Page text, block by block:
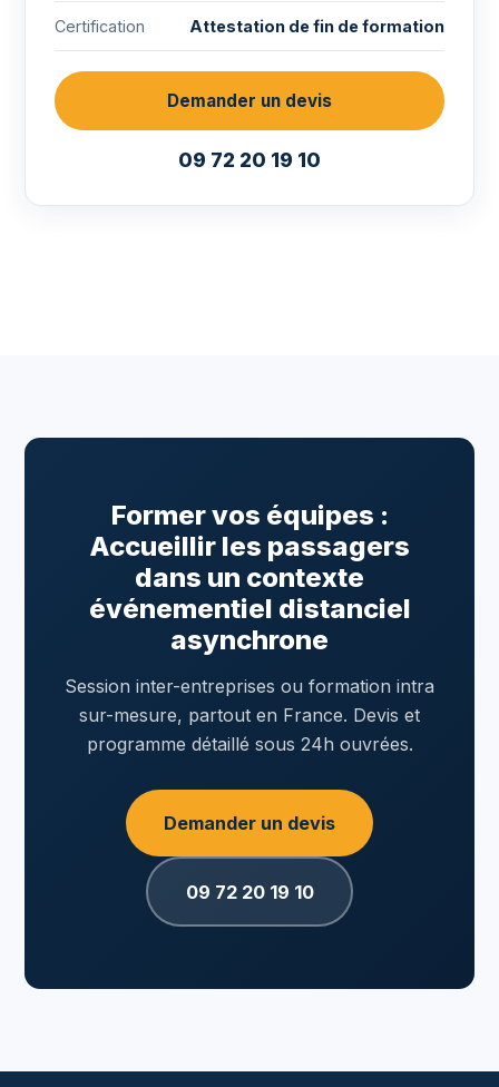
Certification Attestation de fin de formation
Demander un devis
09 72 20 19 10
Former vos équipes :
Accueillir les passagers
dans un contexte
événementiel distanciel
asynchrone
Session inter-entreprises ou formation intra
sur-mesure, partout en France. Devis et
programme détaillé sous 24h ouvrées.
Demander un devis
09 72 20 19 10